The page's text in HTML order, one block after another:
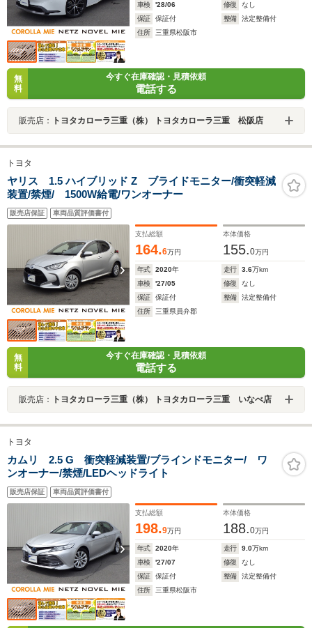
車検
'28/06 修復
なし
保証
保証付 整備
法定整備付
住所
三重県松阪市
無
料
今すぐ在庫確認・見積依頼
電話する
販売店： トヨタカローラ三重（株） トヨタカローラ三重 松阪店
トヨタ
ヤリス 1.5 ハイブリッド Z ブライドモニター/衝突軽減
装置/禁煙/ 1500W給電/ワンオーナー
販売店保証 車両品質評価書付
支払総額
164.6万円
本体価格
155.0万円
年式 2020年 走行 3.6万km
車検
'27/05 修復
なし
保証
保証付 整備
法定整備付
住所
三重県員弁郡
無
料
今すぐ在庫確認・見積依頼
電話する
販売店： トヨタカローラ三重（株） トヨタカローラ三重 いなべ店
トヨタ
カムリ 2.5 G 衝突軽減装置/ブラインドモニター/ ワ
ンオーナー/禁煙/LEDヘッドライト
販売店保証 車両品質評価書付
支払総額
198.9万円
本体価格
188.0万円
年式 2020年 走行 9.0万km
車検
'27/07 修復
なし
保証
保証付 整備
法定整備付
住所
三重県松阪市